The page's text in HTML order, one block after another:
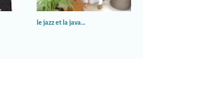
le jazz et la java…